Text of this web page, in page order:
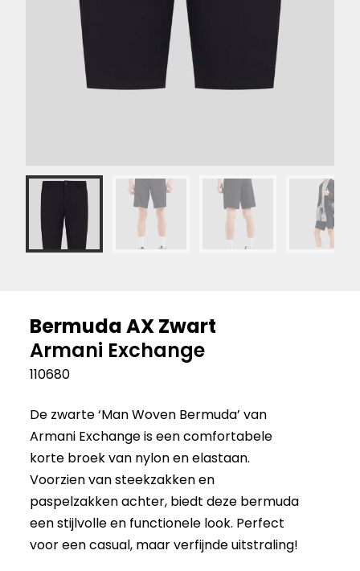
Bermuda AX Zwart
Armani Exchange
110680
De zwarte ‘Man Woven Bermuda’ van
Armani Exchange is een comfortabele
korte broek van nylon en elastaan.
Voorzien van steekzakken en
paspelzakken achter, biedt deze bermuda
een stijlvolle en functionele look. Perfect
voor een casual, maar verfijnde uitstraling!